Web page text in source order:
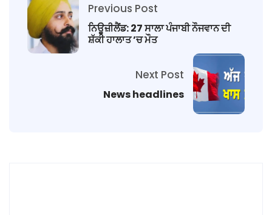
Previous Post
ਨਿਊਜ਼ੀਲੈਂਡ: 27 ਸਾਲਾ ਪੰਜਾਬੀ ਨੌਜਵਾਨ ਦੀ
ਸ਼ੱਕੀ ਹਾਲਾਤ ’ਚ ਮੌਤ
Next Post
News headlines